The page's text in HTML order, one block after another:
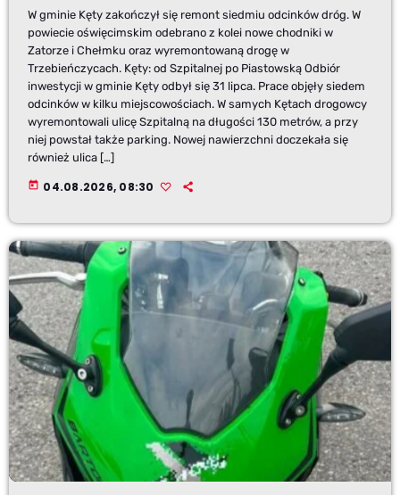
W gminie Kęty zakończył się remont siedmiu odcinków dróg. W
powiecie oświęcimskim odebrano z kolei nowe chodniki w
Zatorze i Chełmku oraz wyremontowaną drogę w
Trzebieńczycach. Kęty: od Szpitalnej po Piastowską Odbiór
inwestycji w gminie Kęty odbył się 31 lipca. Prace objęły siedem
odcinków w kilku miejscowościach. W samych Kętach drogowcy
wyremontowali ulicę Szpitalną na długości 130 metrów, a przy
niej powstał także parking. Nowej nawierzchni doczekała się
również ulica […]
today 04.08.2026, 08:30